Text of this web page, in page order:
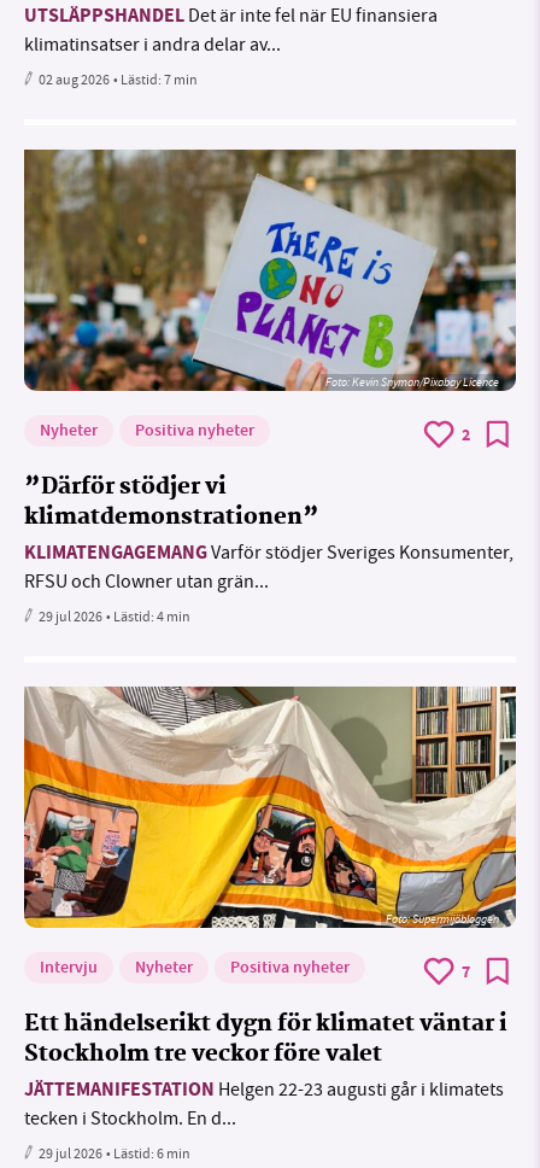
UTSLÄPPSHANDEL Det är inte fel när EU finansiera
klimatinsatser i andra delar av...
02 aug 2026• Lästid:7 min
Foto:Kevin Snyman/Pixabay Licence
Nyheter Positiva nyheter 2
”Därför stödjer vi
klimatdemonstrationen”
KLIMATENGAGEMANGVarför stödjer Sveriges Konsumenter,
RFSU och Clowner utan grän...
29 jul 2026• Lästid:4 min
Foto: Supermijöbloggen
Intervju Nyheter Positiva nyheter 7
Ett händelserikt dygn för klimatet väntar i
Stockholm tre veckor före valet
JÄTTEMANIFESTATION Helgen 22-23 augusti går i klimatets
tecken i Stockholm. En d...
29 jul 2026• Lästid:6 min